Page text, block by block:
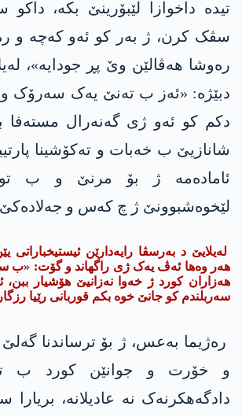
تیدە داخوازا لێبۆرینێ بکە،
سڤک کرن، ژ بەر کو ئەو کەچە و
رەوشا هەڤالێن وێ پڕ جودایە»،
دبێژە: «ئەز ب تەنێ یەک سەرۆک
دکم کو ئەو ژی گەنەرال مستەفا
شانازیێ ب خەبات و تەکۆشینا
ئامادەمە ژ بۆ مرنێ و ب تو
لێخوەشبوونێ ژ چ کەس و جەلادەکێ
لەیلایێ د بەرسڤا رایەدارێن ئیستیخباراتی
هەر وەها ئەڤ یەک ژی راگهاند و گۆت: «ب
هەزاران کورد ژ خەوا نەزانیێ هۆشیار
سەربلندم کو جانێ خوە بکم قوربانی رێیا
رەژیما بەعس، ژ بۆ ترساندنا
و خۆرت و جوانێن کورد ب
دادگەهکرنەک نە عادیلانە، بریارا